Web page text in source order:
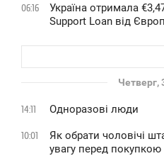
06:16
Україна отримала
Support Loan від
Четверг,
14:11 Одноразові люди
10:01
Як обрати чоловічі
увагу перед покупкою